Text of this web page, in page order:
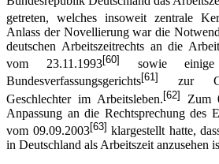
getreten, welches insoweit zentrale
Anlass der Novellierung war die
deutschen Arbeitszeitrechts an die
vom 23.11.1993[60]
sowie einige
Bundesverfassungsgerichts[61]
zur
Geschlechter im Arbeitsleben.[62]
Zum
Anpassung an die Rechtsprechung des
vom 09.09.2003[63] klargestellt hatte,
in Deutschland als Arbeitszeit anzusehen